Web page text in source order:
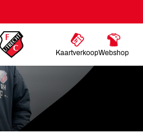
KaartverkoopWebshop